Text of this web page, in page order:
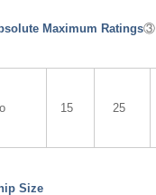
Maximum Ratings③
15 25
Size